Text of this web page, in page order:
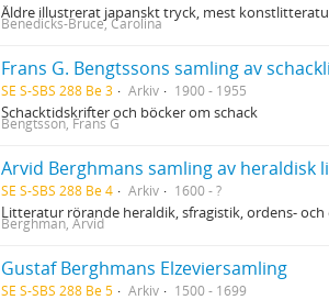
Äldre illustrerat japanskt tryck, mest
Benedicks-Bruce, Carolina
Frans G. Bengtssons samling av
SE S-SBS 288 Be 3 Arkiv 1900 - 1955
Schacktidskrifter och böcker om schack
Bengtsson, Frans G
Arvid Berghmans samling av heraldisk
SE S-SBS 288 Be 4 Arkiv 1600 - ?
Litteratur rörande heraldik, sfragistik, ordens-
Berghman, Arvid
Gustaf Berghmans Elzeviersamling
SE S-SBS 288 Be 5 Arkiv 1500 - 1699